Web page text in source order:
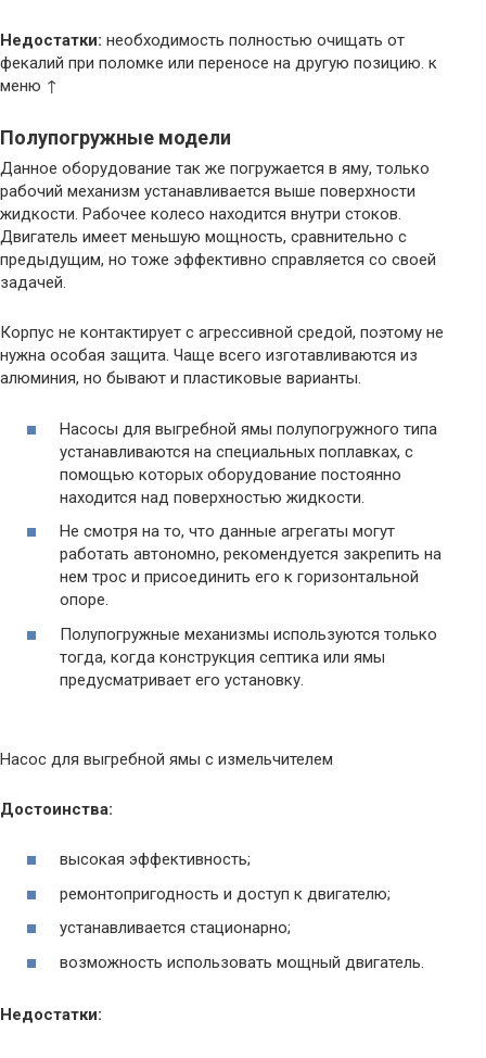
Недостатки: необходимость полностью очищать от
фекалий при поломке или переносе на другую позицию. к
меню ↑
Полупогружные модели
Данное оборудование так же погружается в яму, только
рабочий механизм устанавливается выше поверхности
жидкости. Рабочее колесо находится внутри стоков.
Двигатель имеет меньшую мощность, сравнительно с
предыдущим, но тоже эффективно справляется со своей
задачей.
Корпус не контактирует с агрессивной средой, поэтому не
нужна особая защита. Чаще всего изготавливаются из
алюминия, но бывают и пластиковые варианты.
Насосы для выгребной ямы полупогружного типа
устанавливаются на специальных поплавках, с
помощью которых оборудование постоянно
находится над поверхностью жидкости.
Не смотря на то, что данные агрегаты могут
работать автономно, рекомендуется закрепить на
нем трос и присоединить его к горизонтальной
опоре.
Полупогружные механизмы используются только
тогда, когда конструкция септика или ямы
предусматривает его установку.
Насос для выгребной ямы с измельчителем
Достоинства:
высокая эффективность;
ремонтопригодность и доступ к двигателю;
устанавливается стационарно;
возможность использовать мощный двигатель.
Недостатки: